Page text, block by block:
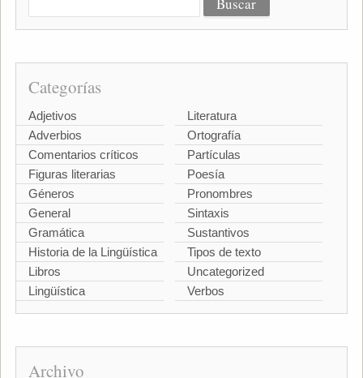
Categorías
Adjetivos
Adverbios
Comentarios críticos
Figuras literarias
Géneros
General
Gramática
Historia de la Lingüística
Libros
Lingüística
Literatura
Ortografía
Partículas
Poesía
Pronombres
Sintaxis
Sustantivos
Tipos de texto
Uncategorized
Verbos
Archivo